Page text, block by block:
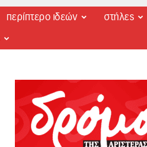
περίπτερο ιδεών στήλες